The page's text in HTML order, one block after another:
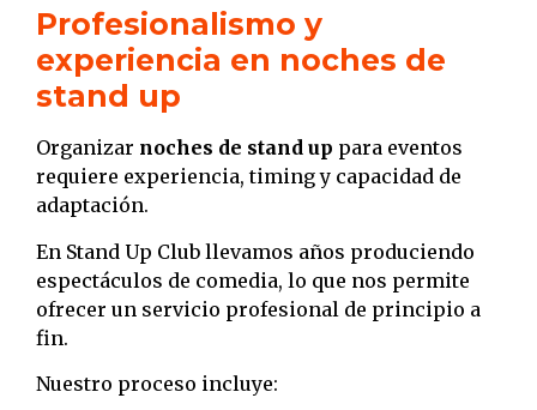
Profesionalismo y
experiencia en noches de
stand up
Organizar noches de stand up para eventos
requiere experiencia, timing y capacidad de
adaptación.
En Stand Up Club llevamos años produciendo
espectáculos de comedia, lo que nos permite
ofrecer un servicio profesional de principio a
fin.
Nuestro proceso incluye: